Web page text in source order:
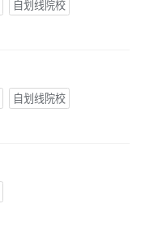
自划线院校
自划线院校